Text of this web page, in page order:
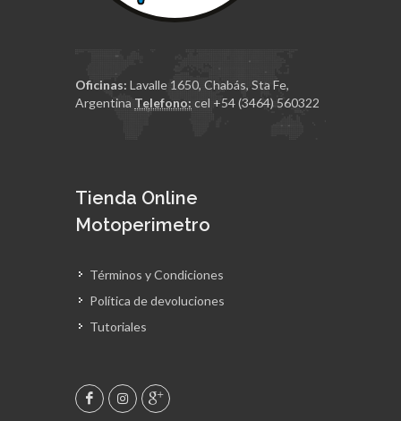
Oficinas: Lavalle 1650, Chabás, Sta Fe,
Argentina Telefono: cel +54 (3464) 560322
Tienda Online
Motoperimetro
Términos y Condiciones
Política de devoluciones
Tutoriales